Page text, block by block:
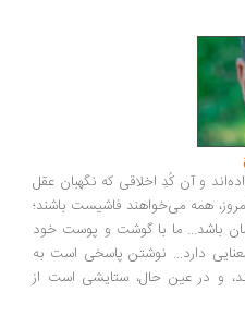
آن کُدِ اخلاقی که نگهبان عقل
می‌خواهند فاشیست باشند؛
ما با گوشت و پوست خود
نوشتن پاسخی است به
در عین حال، ستایشی است از